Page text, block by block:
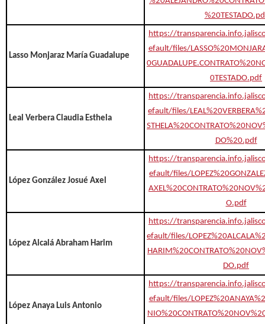
Lasso Monjaraz María Guadalupe
https://
efault/files/
0TESTADO.pdf
Leal Verbera Claudia Esthela
https://
efault/files/
DO%20.pdf
López González Josué Axel
https://
efault/files/
O.pdf
López Alcalá Abraham Harim
https://
efault/files/
DO.pdf
López Anaya Luis Antonio
https://
efault/files/